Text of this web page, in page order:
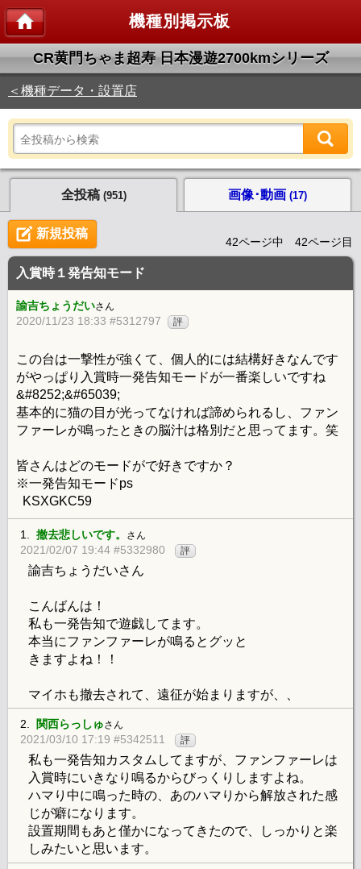
機種別掲示板
CR黄門ちゃま超寿 日本漫遊2700kmシリーズ
＜機種データ・設置店
全投稿 (951) 画像･動画 (17)
新規投稿
42ページ中 42ページ目
入賞時１発告知モード
諭吉ちょうだいさん
2020/11/23 18:33 #5312797 評
この台は一撃性が強くて、個人的には結構好きなんです
がやっぱり入賞時一発告知モードが一番楽しいですね
&#8252;&#65039;
基本的に猫の目が光ってなければ諦められるし、ファン
ファーレが鳴ったときの脳汁は格別だと思ってます。笑
皆さんはどのモードがで好きですか？
※一発告知モードps
KSXGKC59
1. 撤去悲しいです。 さん
2021/02/07 19:44 #5332980 評
諭吉ちょうだいさん
こんばんは！
私も一発告知で遊戯してます。
本当にファンファーレが鳴るとグッと
きますよね！！
マイホも撤去されて、遠征が始まりますが、、
2. 関西らっしゅさん
2021/03/10 17:19 #5342511 評
私も一発告知カスタムしてますが、ファンファーレは
入賞時にいきなり鳴るからびっくりしますよね。
ハマり中に鳴った時の、あのハマりから解放された感
じが癖になります。
設置期間もあと僅かになってきたので、しっかりと楽
しみたいと思います。